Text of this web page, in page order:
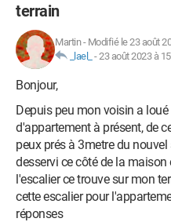
terrain
Martin- Modifié le 23 août
_lael_
-23 août 2023 à
Bonjour,
Depuis peu mon voisin a
d'appartement à présent, de
peux prés à 3metre du
desservi ce côté de la
l'escalier ce trouve sur mon
cette escalier pour
réponses